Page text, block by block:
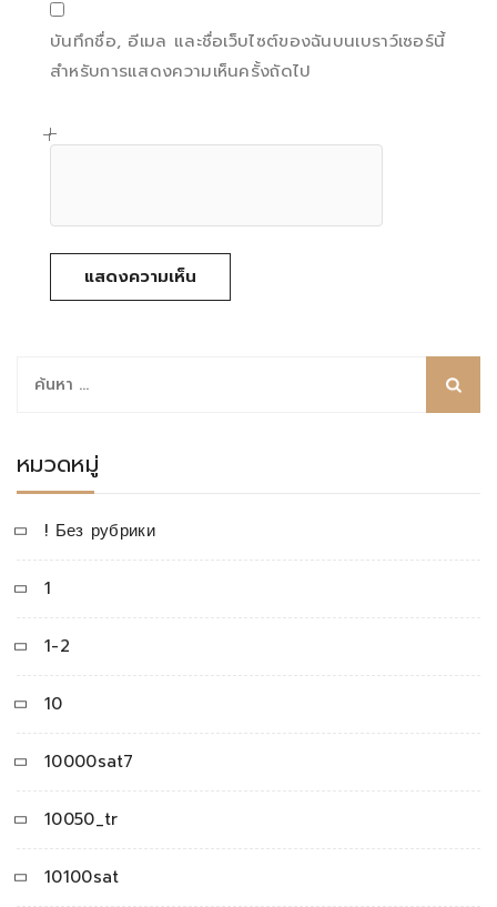
บันทึกชื่อ, อีเมล และชื่อเว็บไซต์ของฉันบนเบราว์เซอร์นี้
สำหรับการแสดงความเห็นครั้งถัดไป
หมวดหมู่
! Без рубрики
1
1-2
10
10000sat7
10050_tr
10100sat